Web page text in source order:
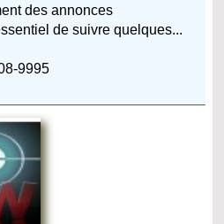
des annonces
de suivre quelques...
9995